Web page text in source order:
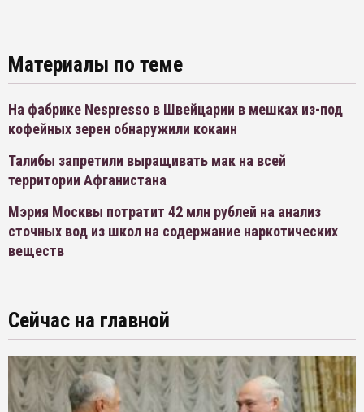
Материалы по теме
На фабрике Nespresso в Швейцарии в мешках из-под
кофейных зерен обнаружили кокаин
Талибы запретили выращивать мак на всей
территории Афганистана
Мэрия Москвы потратит 42 млн рублей на анализ
сточных вод из школ на содержание наркотических
веществ
Сейчас на главной